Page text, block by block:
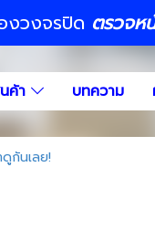
วงจรปิด ตรวจห
ค้า บทความ
กันเลย!